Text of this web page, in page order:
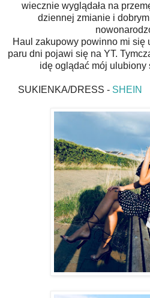
wiecznie wyglądała na
dziennej zmianie i
Haul zakupowy powinno mi się
paru dni pojawi się na YT.
idę oglądać mój
SUKIENKA/DRESS - SHEIN